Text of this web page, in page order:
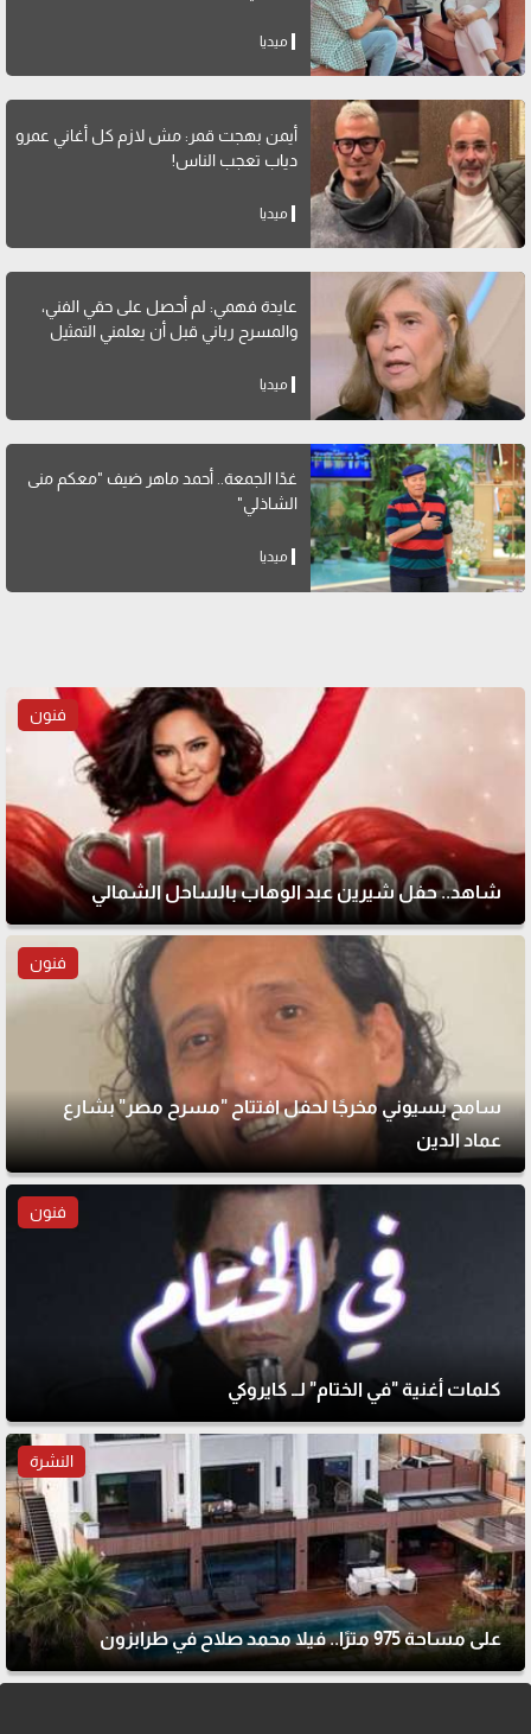
ميديا
أيمن بهجت قمر: مش لازم كل أغاني عمرو
دياب تعجب الناس!
ميديا
عايدة فهمي: لم أحصل على حقي الفني،
والمسرح رباني قبل أن يعلمني التمثيل
ميديا
غدًا الجمعة.. أحمد ماهر ضيف "معكم منى
الشاذلي"
ميديا
فنون
شاهد.. حفل شيرين عبد الوهاب بالساحل الشمالي
فنون
سامح بسيوني مخرجًا لحفل افتتاح "مسرح مصر" بشارع
عماد الدين
فنون
كلمات أغنية "في الختام" لــ كايروكي
النشرة
على مساحة 975 مترًا.. فيلا محمد صلاح في طرابزون